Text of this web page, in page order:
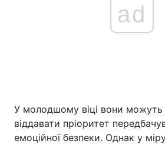
ad
У молодшому віці вони можуть
віддавати пріоритет
емоційної безпеки. Однак у